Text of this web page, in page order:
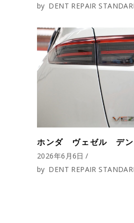
by DENT REPAIR
ホンダ ヴェゼル デン
2026年6月6日
by DENT REPAIR